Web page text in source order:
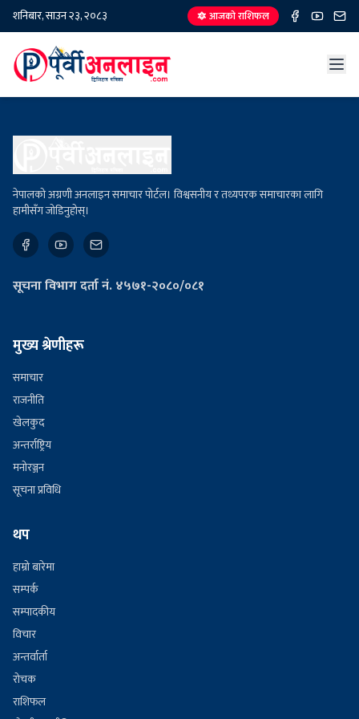
शनिबार, साउन २३, २०८३ 🔯 आजको राशिफल
नेपालको अग्रणी अनलाइन समाचार पोर्टल। विश्वसनीय र तथ्यपरक समाचारका लागि
हामीसँग जोडिनुहोस्।
सूचना विभाग दर्ता नं. ४५७१-२०८०/०८१
मुख्य श्रेणीहरू
समाचार
राजनीति
खेलकुद
अन्तर्राष्ट्रिय
मनोरञ्जन
सूचना प्रविधि
थप
हाम्रो बारेमा
सम्पर्क
सम्पादकीय
विचार
अन्तर्वार्ता
रोचक
राशिफल